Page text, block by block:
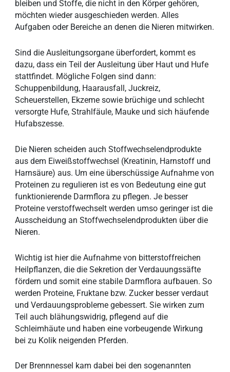
bleiben und Stoffe, die nicht in den Körper gehören,
möchten wieder ausgeschieden werden. Alles
Aufgaben oder Bereiche an denen die Nieren mitwirken.
Sind die Ausleitungsorgane überfordert, kommt es
dazu, dass ein Teil der Ausleitung über Haut und Hufe
stattfindet. Mögliche Folgen sind dann:
Schuppenbildung, Haarausfall, Juckreiz,
Scheuerstellen, Ekzeme sowie brüchige und schlecht
versorgte Hufe, Strahlfäule, Mauke und sich häufende
Hufabszesse.
Die Nieren scheiden auch Stoffwechselendprodukte
aus dem Eiweißstoffwechsel (Kreatinin, Harnstoff und
Harnsäure) aus. Um eine überschüssige Aufnahme von
Proteinen zu regulieren ist es von Bedeutung eine gut
funktionierende Darmflora zu pflegen. Je besser
Proteine verstoffwechselt werden umso geringer ist die
Ausscheidung an Stoffwechselendprodukten über die
Nieren.
Wichtig ist hier die Aufnahme von bitterstoffreichen
Heilpflanzen, die die Sekretion der Verdauungssäfte
fördern und somit eine stabile Darmflora aufbauen. So
werden Proteine, Fruktane bzw. Zucker besser verdaut
und Verdauungsprobleme gebessert. Sie wirken zum
Teil auch blähungswidrig, pflegend auf die
Schleimhäute und haben eine vorbeugende Wirkung
bei zu Kolik neigenden Pferden.
Der Brennnessel kam dabei bei den sogenannten